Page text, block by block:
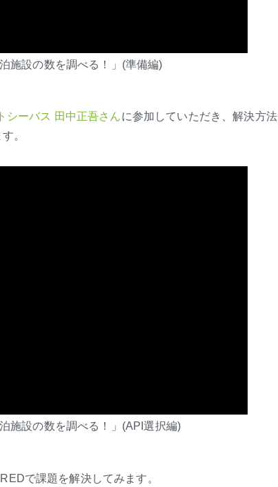
施設の数を調べる！」(準備編)
シーバス 田中正吾さんに参加していただき、解決方法
。
施設の数を調べる！」(API選択編)
で課題を解決してみます。